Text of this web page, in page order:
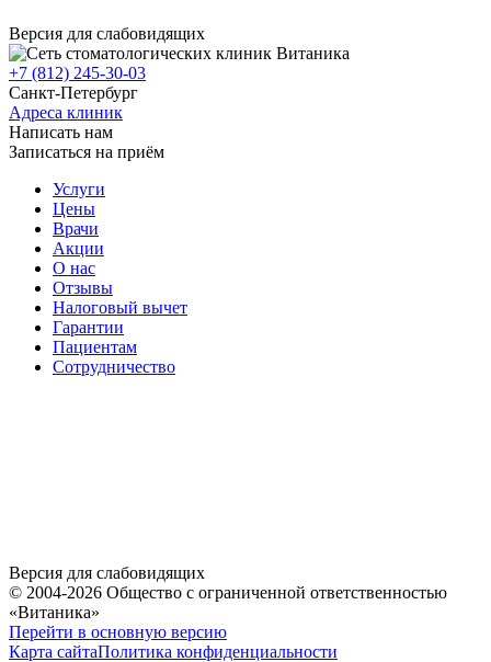
Версия для слабовидящих
+7 (812) 245-30-03
Санкт-Петербург
Адреса клиник
Написать нам
Записаться на приём
Услуги
Цены
Врачи
Акции
О нас
Отзывы
Налоговый вычет
Гарантии
Пациентам
Сотрудничество
Версия для слабовидящих
© 2004-2026 Общество с ограниченной ответственностью
«Витаника»
Перейти в основную версию
Карта сайтаПолитика конфиденциальности